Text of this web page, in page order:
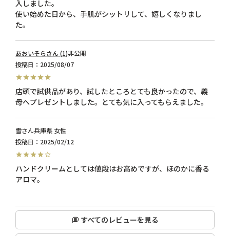
入しました。
使い始めた日から、手肌がシットリして、嬉しくなりまし
あおいそら 1 非公開
投稿日
2025/08/07
店頭で試供品があり、試したところとても良かったので、義
母へプレゼントしました。とても気に入ってもらえました。
雪 兵庫県 女性
投稿日
2025/02/12
ハンドクリームとしては値段はお高めですが、ほのかに香る
アロマ。
すべてのレビューを見る